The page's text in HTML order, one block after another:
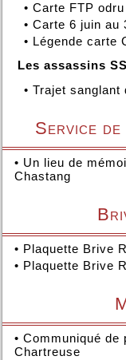
• Carte FTP
• Carte 6 juin au
• Légende carte
Les assassins SS
• Trajet sanglant
Service
• Un lieu de
Chastang
• Plaquette Brive
• Plaquette Brive
• Communiqué de
Chartreuse